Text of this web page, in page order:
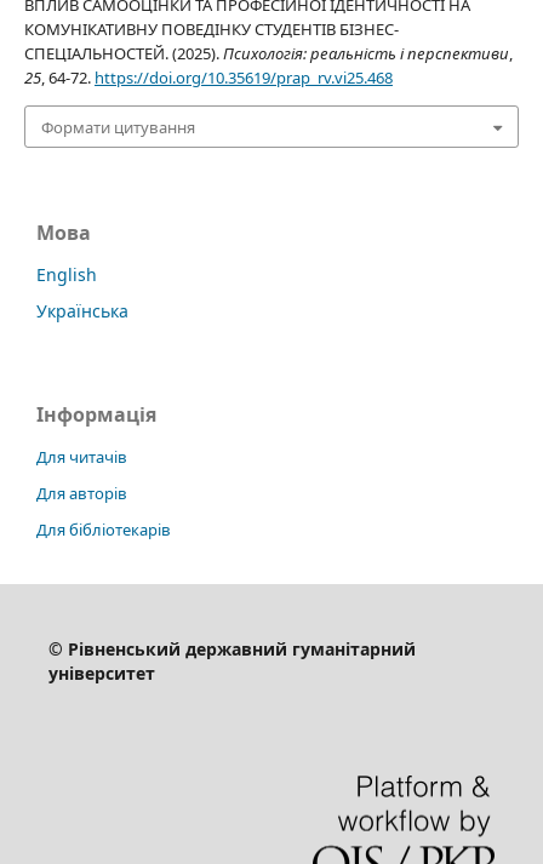
ВПЛИВ САМООЦІНКИ ТА ПРОФЕСІЙНОЇ ІДЕНТИЧНОСТІ НА
КОМУНІКАТИВНУ ПОВЕДІНКУ СТУДЕНТІВ БІЗНЕС-
СПЕЦІАЛЬНОСТЕЙ. (2025).Психологія: реальність і перспективи,
25, 64-72. https://doi.org/10.35619/prap_rv.vi25.468
Формати цитування
Мова
English
Українська
Інформація
Для читачів
Для авторів
Для бібліотекарів
© Рівненський державний гуманітарний
університет